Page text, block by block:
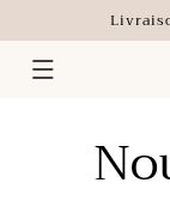
AU
CONTENU